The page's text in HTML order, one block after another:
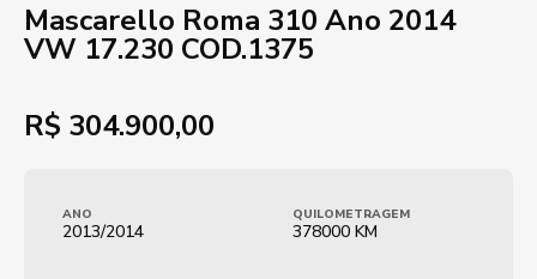
Mascarello Roma 310 Ano 2014
VW 17.230 COD.1375
R$ 304.900,00
ANO
2013/2014
QUILOMETRAGEM
378000 KM